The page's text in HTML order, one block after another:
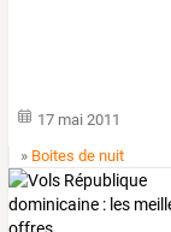
17 mai 2011
» Boites de nuit